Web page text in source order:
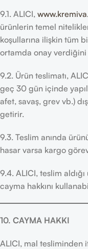
9.1. ALICI,
ürünlerin temel
koşullarına ilişkin tüm
ortamda onay verdiğini
9.2. Ürün teslimatı,
geç 30 gün içinde
afet, savaş, grev vb.)
getirir.
9.3. Teslim anında
hasar varsa kargo
9.4. ALICI, teslim
cayma hakkını
10. CAYMA HAKKI
ALICI, mal tesliminden